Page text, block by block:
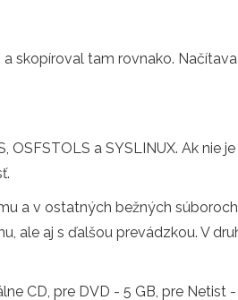
skopíroval tam rovnako.
a SYSLINUX. Ak nie
a v ostatných bežných
ale aj s ďalšou prevádzkou. V
CD, pre DVD - 5 GB, pre Netist